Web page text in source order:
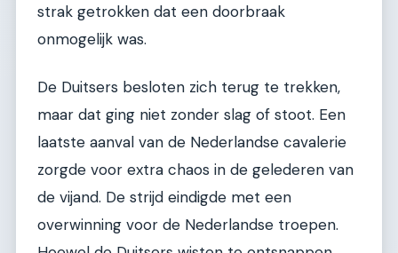
strak getrokken dat een doorbraak
onmogelijk was.
De Duitsers besloten zich terug te trekken,
maar dat ging niet zonder slag of stoot. Een
laatste aanval van de Nederlandse cavalerie
zorgde voor extra chaos in de gelederen van
de vijand. De strijd eindigde met een
overwinning voor de Nederlandse troepen.